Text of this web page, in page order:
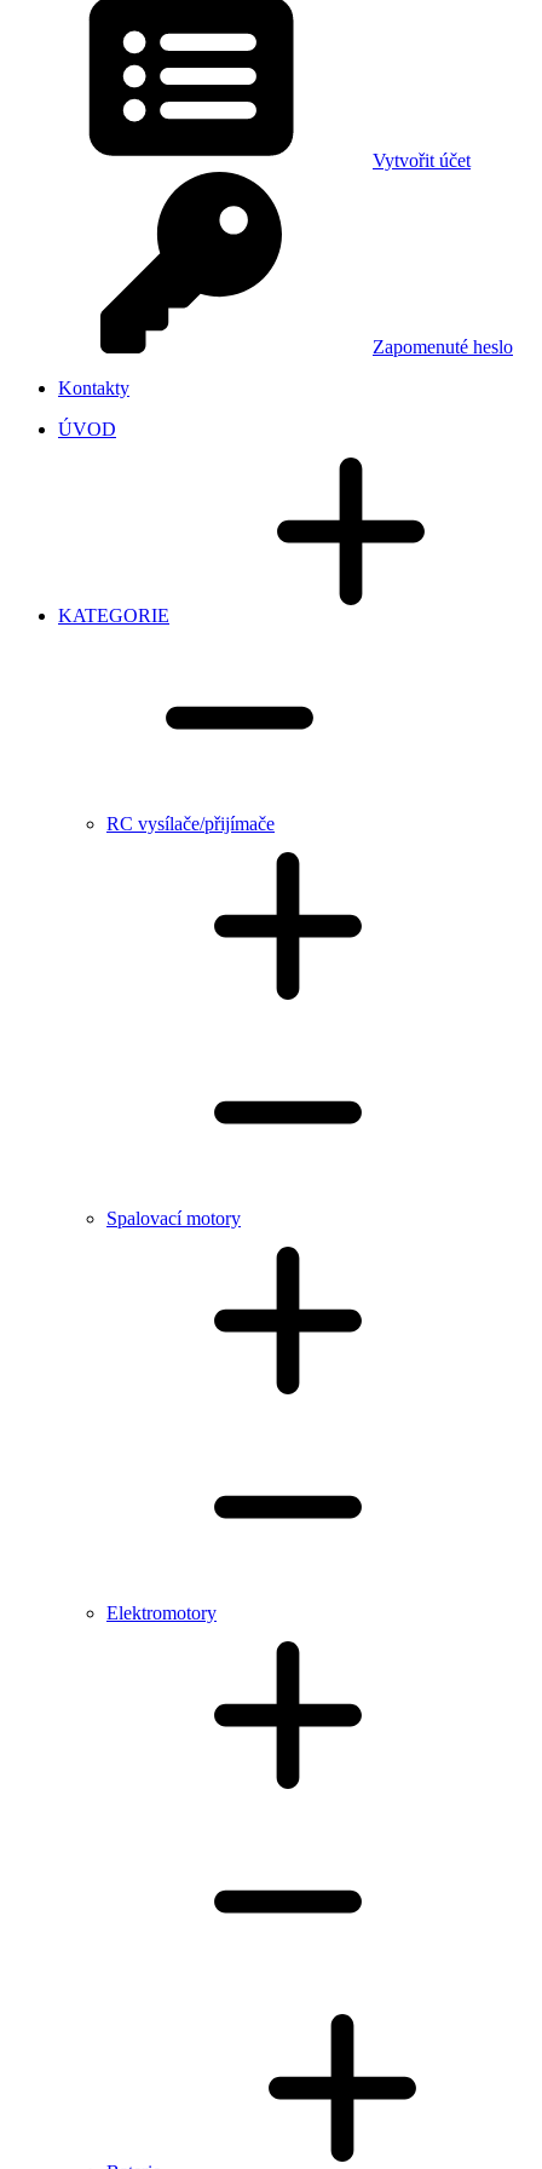
Vytvořit účet
Zapomenuté heslo
Kontakty
ÚVOD
KATEGORIE
RC vysílače/přijímače
Spalovací motory
Elektromotory